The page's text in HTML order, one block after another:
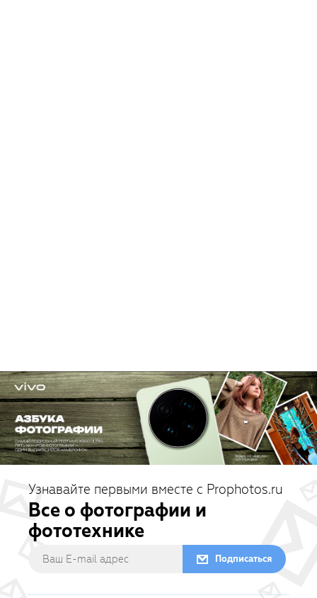
Узнавайте первыми вместе с Prophotos.ru
Все о фотографии и
фототехнике
Подписаться